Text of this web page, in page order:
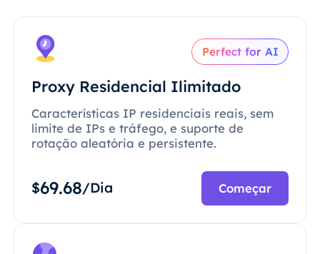
Perfect for AI
Proxy Residencial Ilimitado
Características IP residenciais reais, sem
limite de IPs e tráfego, e suporte de
rotação aleatória e persistente.
$69.68/Dia Começar